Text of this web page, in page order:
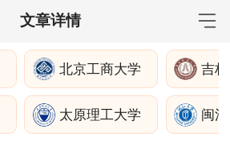
文章详情
招生政策 学制学费
报名流程
招生简章
北京工商大学 吉
太原理工大学 闽